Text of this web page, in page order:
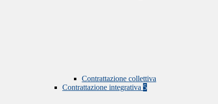
Contrattazione collettiva
Contrattazione integrativa 5